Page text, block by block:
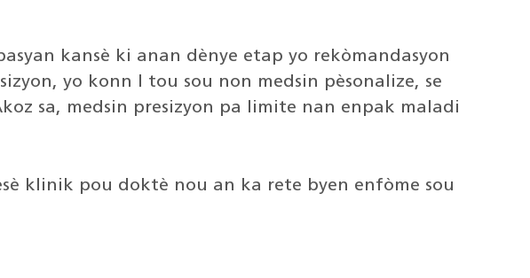
kansè ki anan dènye etap yo rekòmandasyon
yo konn l tou sou non medsin pèsonalize, se
sa, medsin presizyon pa limite nan enpak maladi
klinik pou doktè nou an ka rete byen enfòme sou